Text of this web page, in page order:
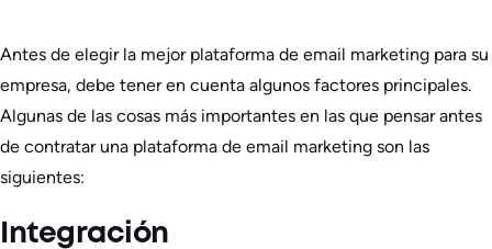
Antes de elegir la mejor plataforma de email marketing para su
empresa, debe tener en cuenta algunos factores principales.
Algunas de las cosas más importantes en las que pensar antes
de contratar una plataforma de email marketing son las
siguientes:
Integración